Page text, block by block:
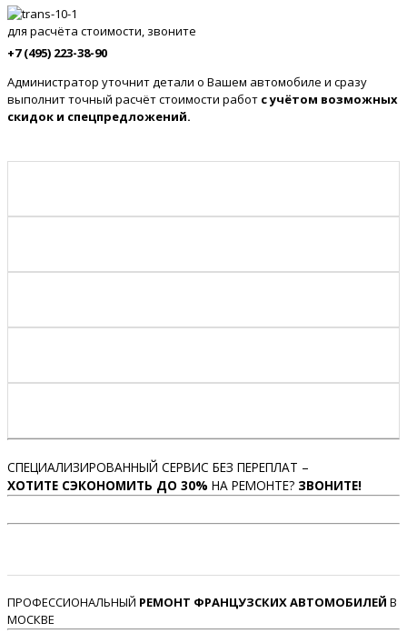
для расчёта стоимости, звоните
+7 (495) 223-38-90
Администратор уточнит детали о Вашем автомобиле и сразу
выполнит точный расчёт стоимости работ с учётом возможных
скидок и спецпредложений.
СПЕЦИАЛИЗИРОВАННЫЙ СЕРВИС БЕЗ ПЕРЕПЛАТ –
ХОТИТЕ СЭКОНОМИТЬ ДО 30% НА РЕМОНТЕ? ЗВОНИТЕ!
ПРОФЕССИОНАЛЬНЫЙ РЕМОНТ ФРАНЦУЗСКИХ АВТОМОБИЛЕЙ В
МОСКВЕ